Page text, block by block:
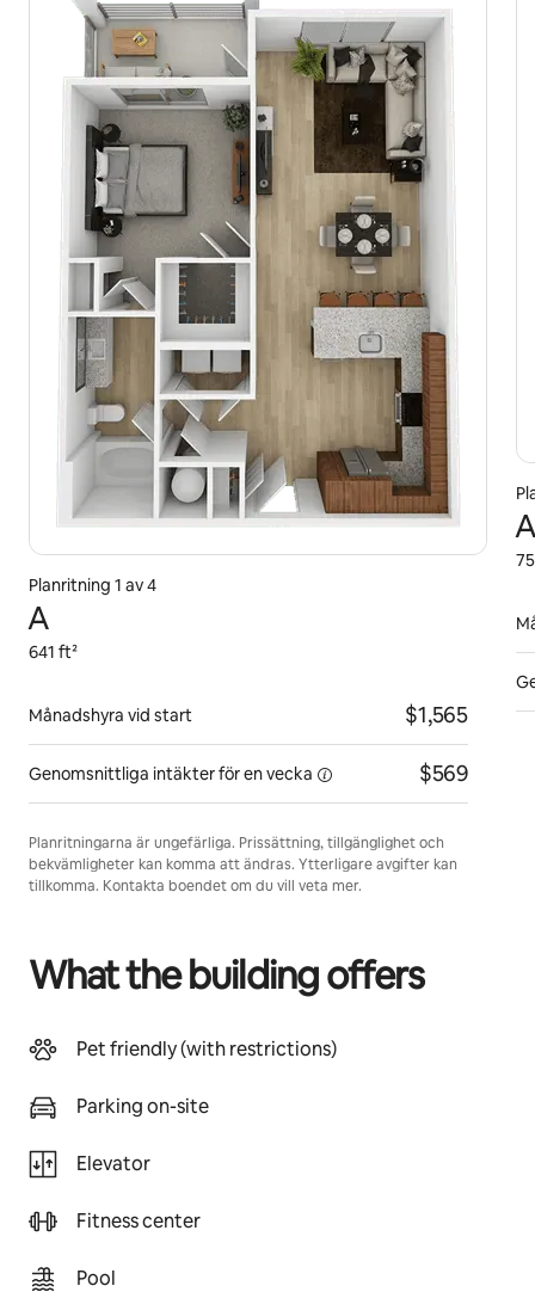
Planritning 1 av 4
A
641 ft²
Månadshyra vid start $1,565
Genomsnittliga intäkter fören vecka $569
Planritningarna är ungefärliga. Prissättning, tillgänglighet och
bekvämligheter kan komma att ändras. Ytterligare avgifter kan
tillkomma. Kontakta boendet om du vill veta mer.
What the building offers
Pet friendly (with restrictions)
Parking on-site
Elevator
Fitness center
Pool